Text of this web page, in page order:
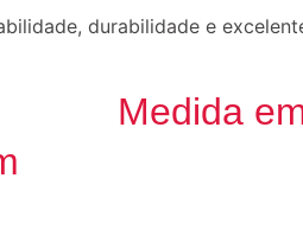
durabilidade e
Medida